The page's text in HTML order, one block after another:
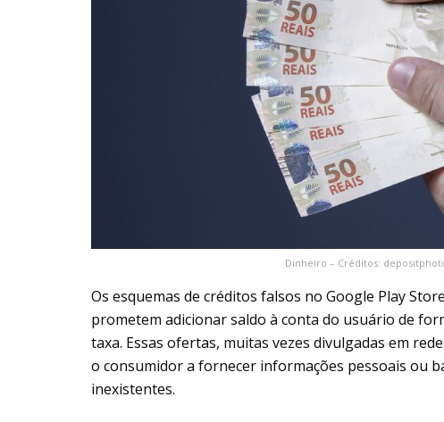
Dinheiro – Créditos:
Os esquemas de créditos falsos no Google Play
prometem adicionar saldo à conta do usuário de
taxa. Essas ofertas, muitas vezes divulgadas em
o consumidor a fornecer informações pessoais ou
inexistentes.